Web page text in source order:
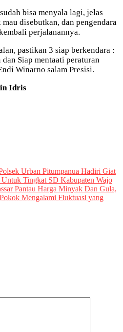
bisa menyala lagi, jelas
disebutkan, dan pengendara
perjalanannya.
pastikan 3 siap berkendara :
Siap mentaati peraturan
Winarno salam Presisi.
Idris
Urban Pitumpanua Hadiri Giat
Tingkat SD Kabupaten Wajo
Pantau Harga Minyak Dan Gula,
Mengalami Fluktuasi yang